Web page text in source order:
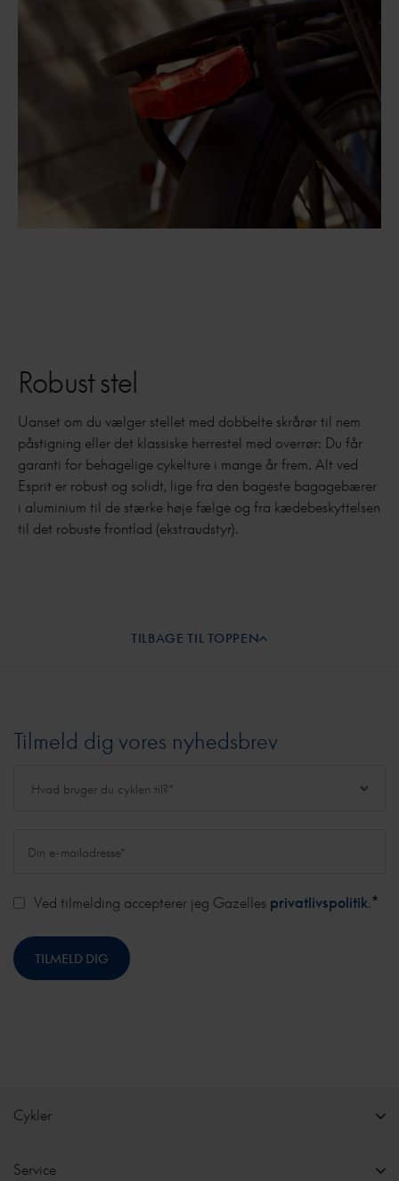
Robust stel
Uanset om du vælger stellet med dobbelte skrårør til nem
påstigning eller det klassiske herrestel med overrør: Du får
garanti for behagelige cykelture i mange år frem. Alt ved
Esprit er robust og solidt, lige fra den bageste bagagebærer
i aluminium til de stærke høje fælge og fra kædebeskyttelsen
til det robuste frontlad (ekstraudstyr).
Tilmeld dig vores nyhedsbrev
Ved tilmelding accepterer jeg Gazelles privatlivspolitik.*
TILBAGE TIL TOPPEN
Cykler
Service